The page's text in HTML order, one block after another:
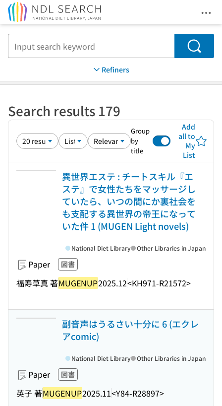
Search
Refiners
Search results 179
Group
by
title
Add
all to
My
List
異世界エステ : チートスキル『エ
ステ』で女性たちをマッサージし
ていたら、いつの間にか裏社会を
も支配する異世界の帝王になって
いた件 1 (MUGEN Light novels)
Paper 図書
福寿草真 著MUGENUP2025.12<KH971-R21572>
National Diet Library Other Libraries in Japan
副音声はうるさい十分に 6 (エクレ
アcomic)
Paper 図書
英子 著MUGENUP2025.11<Y84-R28897>
National Diet Library Other Libraries in Japan